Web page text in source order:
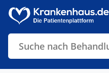
Suche nach